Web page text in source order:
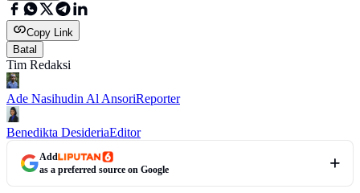
Copy Link
Batal
Tim Redaksi
Ade Nasihudin Al AnsoriReporter
Benedikta DesideriaEditor
Add
as a preferred source on Google